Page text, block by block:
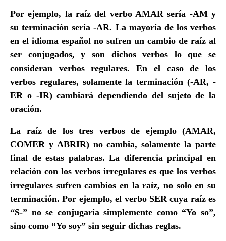
Por ejemplo, la raíz del verbo AMAR sería -AM y
su terminación sería -AR. La mayoría de los verbos
en el idioma español no sufren un cambio de raíz al
ser conjugados, y son dichos verbos lo que se
consideran verbos regulares. En el caso de los
verbos regulares, solamente la terminación (-AR, -
ER o -IR) cambiará dependiendo del sujeto de la
oración.
La raíz de los tres verbos de ejemplo (AMAR,
COMER y ABRIR) no cambia, solamente la parte
final de estas palabras.La diferencia principal en
relación con los verbos irregulares es que los verbos
irregulares sufren cambios en la raíz, no solo en su
terminación. Por ejemplo, el verbo SER cuya raíz es
“S-” no se conjugaría simplemente como “Yo so”,
sino como “Yo soy” sin seguir dichas reglas.